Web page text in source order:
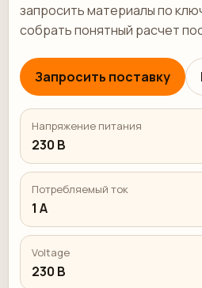
запросить материалы по
собрать понятный расчет
Запросить поставку
Напряжение питания
230 В
Потребляемый ток
1 А
Voltage
230 В